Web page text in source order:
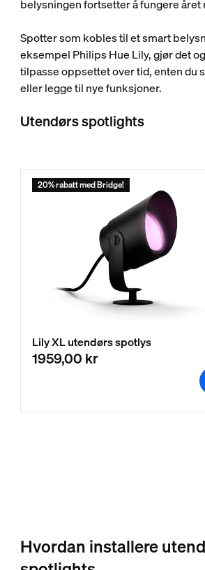
belysningen fortsetter å fungere året
Spotter som kobles til et smart
eksempel Philips Hue Lily, gjør det
tilpasse oppsettet over tid, enten du
eller legge til nye funksjoner.
Utendørs spotlights
20% rabatt med Bridge!
Lily XL utendørs spotlys
1959,00 kr
Hvordan installere